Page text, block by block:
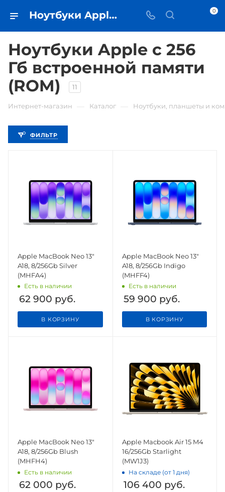
Ноутбуки Apple с 256 Гб встроенной памяти (ROM) • купить ноутбук в Самаре - iЧехол 0
Ноутбуки Apple с 256
Гб встроенной памяти
(ROM)
11
Интернет-магазин Каталог Ноутбуки, планшеты и
ФИЛЬТР
Apple MacBook Neo 13"
A18, 8/256Gb Silver
(MHFA4)
Есть в наличии
62 900 руб.
В КОРЗИНУ
Apple MacBook Neo 13"
A18, 8/256Gb Indigo
(MHFF4)
Есть в наличии
59 900 руб.
В КОРЗИНУ
Apple MacBook Neo 13"
A18, 8/256Gb Blush
(MHFH4)
Есть в наличии
62 000 руб.
Apple Macbook Air 15 M4
16/256Gb Starlight
(MW1J3)
На складе (от 1 дня)
106 400 руб.